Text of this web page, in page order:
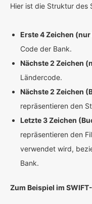
Hier ist die Struktur des
Erste 4 Zeichen
Code der Bank.
Nächste 2 Zeichen
Ländercode.
Nächste 2 Zeichen
repräsentieren den
Letzte 3 Zeichen
repräsentieren den
verwendet wird,
Bank.
Zum Beispiel im